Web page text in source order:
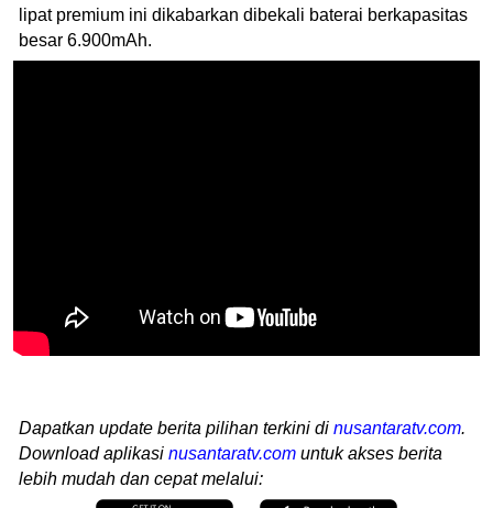
lipat premium ini dikabarkan dibekali baterai berkapasitas
besar 6.900mAh.
Dapatkan update berita pilihan terkini di nusantaratv.com.
Download aplikasi nusantaratv.com untuk akses berita
lebih mudah dan cepat melalui: